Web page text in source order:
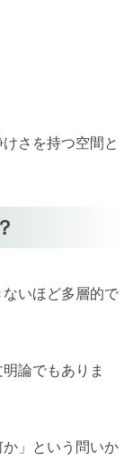
さを持つ空間と
ないほど多層的で
論でもありま
」という問いか